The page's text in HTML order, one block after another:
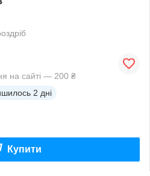
на сайті — 200 ₴
2 дні
Купити